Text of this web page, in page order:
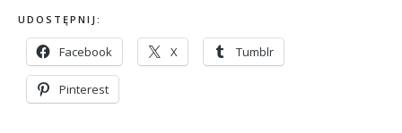
UDOSTĘPNIJ:
Facebook X Tumblr
Pinterest